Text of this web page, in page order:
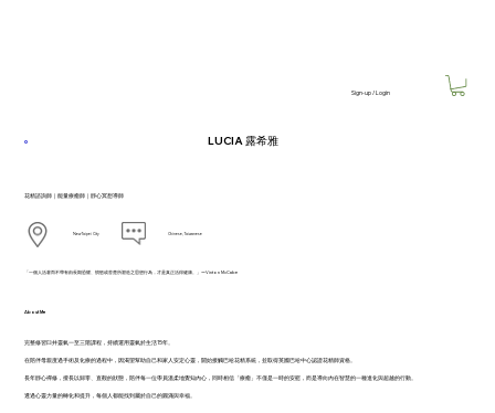
Sign-up / Login
花精諮詢師｜能量療癒師｜靜心冥想導師
New Taipei City Chinese, Taiwanese
「一個人活著而不帶有由長期恐懼、憤怒或苦楚所塑造之思想行為，才是真正活得健康。」ーVinton McCabe
LUCIA 露希雅
About Me
完整修習臼井靈氣一至三階課程，持續運用靈氣於生活15年。
在陪伴母親度過手術及化療的過程中，因渴望幫助自己和家人安定心靈，開始接觸巴哈花精系統，並取得英國巴哈中心認證花精師資格。
長年靜心禪修，擅長以歸零、直觀的狀態，陪伴每一位學員溫柔地覺知內心，同時相信「療癒」不僅是一時的安慰，而是導向內在智慧的一種進化與超越的行動。
透過心靈力量的轉化和提升，每個人都能找到屬於自己的圓滿與幸福。